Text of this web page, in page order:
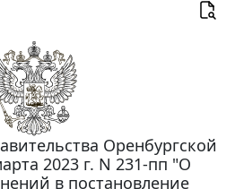
Оренбургской
2023 г. N 231-пп "О
в постановление